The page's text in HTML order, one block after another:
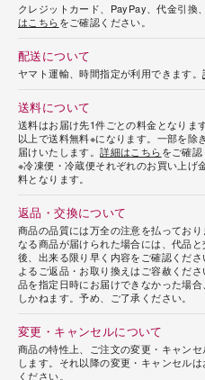
クレジットカード、PayPay、代金引換
はこちらをご確認ください。
配送について
ヤマト運輸、時間指定が利用できます。
送料について
送料はお届け先1件ごとの料金となりま
以上で送料無料※になります。一部を除
届けいたします。詳細はこちらをご確認
※冷凍便・冷蔵便それぞれのお買い上
料となります。
返品・交換について
商品の品質には万全の注意を払ってお
なる商品が届けられた場合には、代品
後、出来る限り早く内容をご確認くだ
よるご返品・お取り換えはご容赦くだ
品を指定日時にお届けできなかった場
しかねます。予め、ご了承ください。
変更・キャンセルについて
商品の特性上、ご注文の変更・キャン
します。それ以降の変更・キャンセル
ください。